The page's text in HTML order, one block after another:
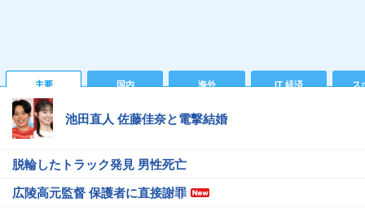
主要 国内 海外 IT 経済 ス
池田直人 佐藤佳奈と電撃結婚
脱輪したトラック発見 男性死亡
広陵高元監督 保護者に直接謝罪